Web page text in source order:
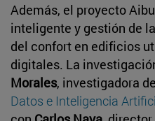
Además, el proyecto
inteligente y gestión de
del confort en edificios
digitales. La
Morales, investigadora
Datos e Inteligencia